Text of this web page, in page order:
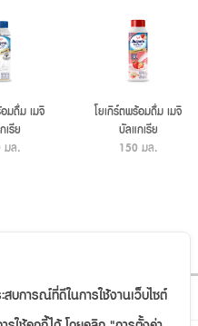
มดื่ม เมจิ
เรีย
จินัล
มล.
โยเกิร์ตพร้อมดื่ม เมจิ
บัลแกเรีย
รสสตรอเบอร์รี
150 มล.
สบการณ์ที่ดีในการใช้งานเว็บไซต์